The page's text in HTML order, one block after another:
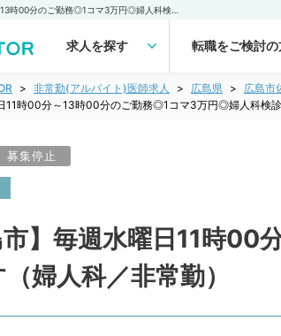
求人を探す 転職をご検討
非常勤(アルバイト)医師求人 広島県
広島市
11時00分～13時00分のご勤務◎1コマ3万円◎婦人科検診
募集停止
市】毎週水曜日11時
婦人科／非常勤）